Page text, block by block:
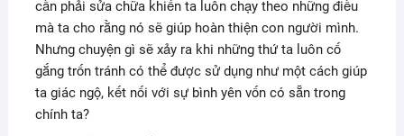
cần phải sửa chữa khiến ta luôn chạy theo những điều
mà ta cho rằng nó sẽ giúp hoàn thiện con người mình.
Nhưng chuyện gì sẽ xảy ra khi những thứ ta luôn cố
gắng trốn tránh có thể được sử dụng như một cách giúp
ta giác ngộ, kết nối với sự bình yên vốn có sẵn trong
chính ta?